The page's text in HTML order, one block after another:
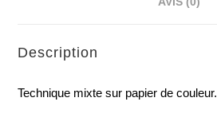
Description
Technique mixte sur papier de couleur.